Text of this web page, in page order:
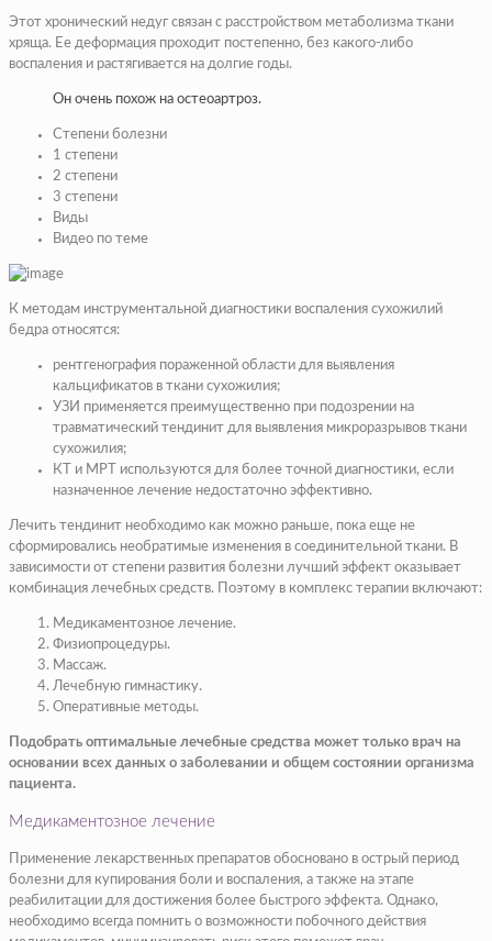
Этот хронический недуг связан с расстройством метаболизма ткани
хряща. Ее деформация проходит постепенно, без какого-либо
воспаления и растягивается на долгие годы.
Он очень похож на остеоартроз.
Степени болезни
1 степени
2 степени
3 степени
Виды
Видео по теме
К методам инструментальной диагностики воспаления сухожилий
бедра относятся:
рентгенография пораженной области для выявления
кальцификатов в ткани сухожилия;
УЗИ применяется преимущественно при подозрении на
травматический тендинит для выявления микроразрывов ткани
сухожилия;
КТ и МРТ используются для более точной диагностики, если
назначенное лечение недостаточно эффективно.
Лечить тендинит необходимо как можно раньше, пока еще не
сформировались необратимые изменения в соединительной ткани. В
зависимости от степени развития болезни лучший эффект оказывает
комбинация лечебных средств. Поэтому в комплекс терапии включают:
Медикаментозное лечение.
Физиопроцедуры.
Массаж.
Лечебную гимнастику.
Оперативные методы.
Подобрать оптимальные лечебные средства может только врач на
основании всех данных о заболевании и общем состоянии организма
пациента.
Медикаментозное лечение
Применение лекарственных препаратов обосновано в острый период
болезни для купирования боли и воспаления, а также на этапе
реабилитации для достижения более быстрого эффекта. Однако,
необходимо всегда помнить о возможности побочного действия